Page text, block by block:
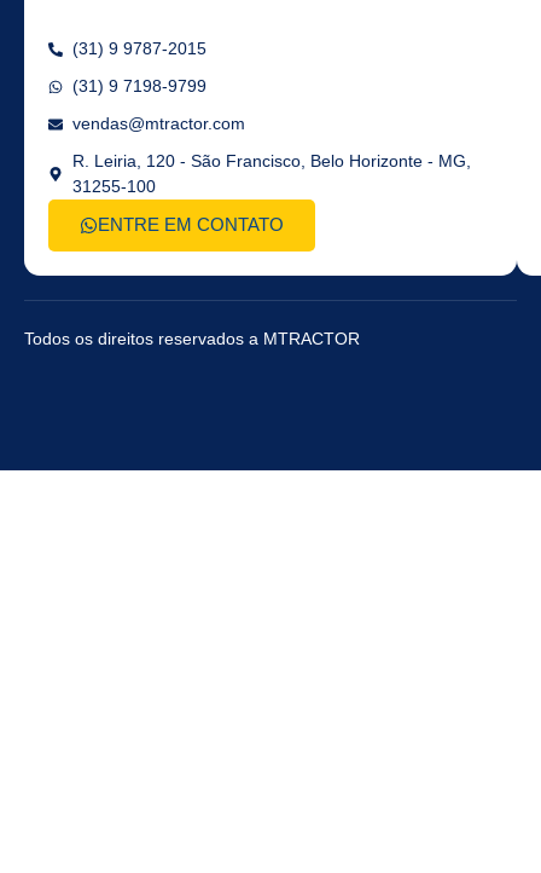
(31) 9 9787-2015
(31) 9 7198-9799
vendas@mtractor.com
R. Leiria, 120 - São Francisco, Belo Horizonte - MG,
31255-100
ENTRE EM CONTATO
Todos os direitos reservados a MTRACTOR